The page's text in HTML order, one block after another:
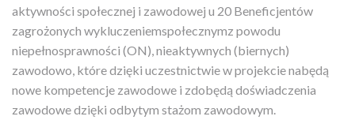
aktywności społecznej i zawodowej u 20 Beneficjentów
zagrożonych wykluczeniemspołecznymz powodu
niepełnosprawności (ON), nieaktywnych (biernych)
zawodowo, które dzięki uczestnictwie w projekcie nabędą
nowe kompetencje zawodowe i zdobędą doświadczenia
zawodowe dzięki odbytym stażom zawodowym.